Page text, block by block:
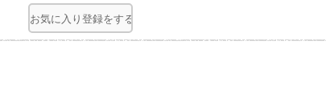
お気に入り登録をする